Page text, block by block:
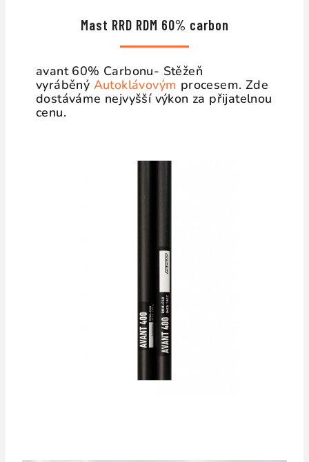
Mast RRD RDM 60% carbon
avant 60% Carbonu- Stěžeň
vyráběný Autoklávovým procesem. Zde
dostáváme nejvyšší výkon za přijatelnou
cenu.